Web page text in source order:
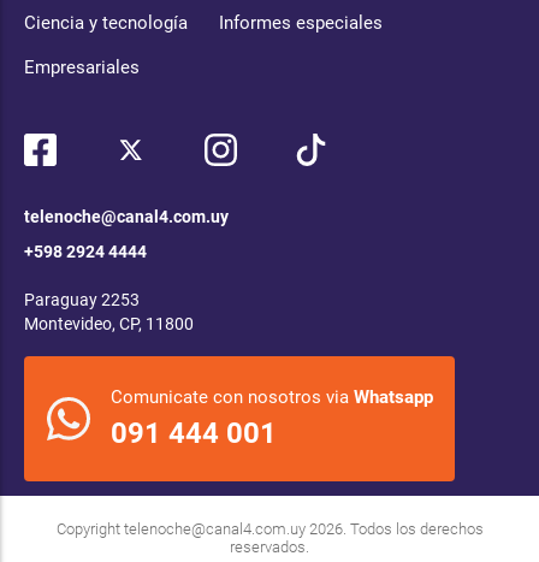
Ciencia y tecnología Informes especiales
Empresariales
telenoche@canal4.com.uy
+598 2924 4444
Paraguay 2253
Montevideo, CP, 11800
Comunicate con nosotros via Whatsapp
091 444 001
Copyright telenoche@canal4.com.uy2026. Todos los derechos
reservados.